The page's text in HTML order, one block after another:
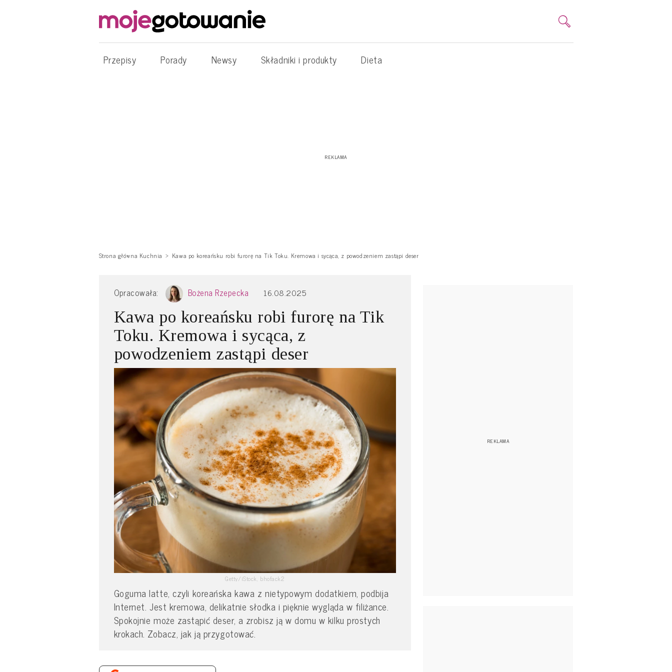
Przepisy Porady Newsy Składniki i produkty Dieta
Strona główna Kuchnia Kawa po koreańsku robi furorę na Tik Toku. Kremowa i sycąca, z powodzeniem zastąpi deser
Opracowała: Bożena Rzepecka 16.08.2025
Kawa po koreańsku robi furorę na Tik
Toku. Kremowa i sycąca, z
powodzeniem zastąpi deser
Getty/iStock, bhofack2
Goguma latte, czyli koreańska kawa z nietypowym dodatkiem, podbija
Internet. Jest kremowa, delikatnie słodka i pięknie wygląda w filiżance.
Spokojnie może zastąpić deser, a zrobisz ją w domu w kilku prostych
krokach. Zobacz, jak ją przygotować.